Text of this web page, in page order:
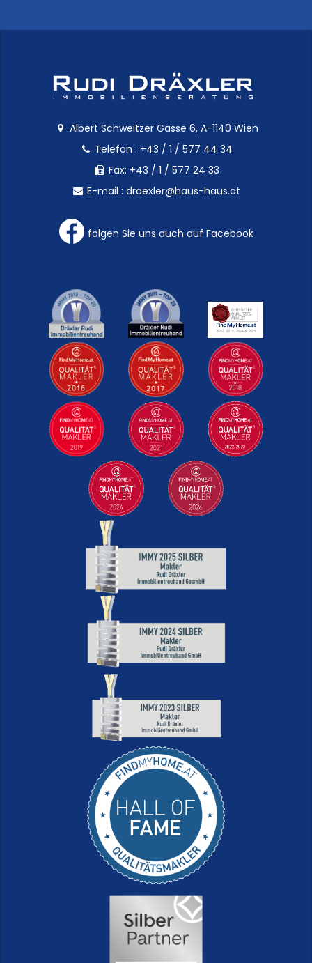
Albert Schweitzer Gasse 6, A-1140 Wien
Telefon : +43 / 1 / 577 44 34
Fax: +43 / 1 / 577 24 33
E-mail : draexler@haus-haus.at
folgen Sie uns auch auf Facebook